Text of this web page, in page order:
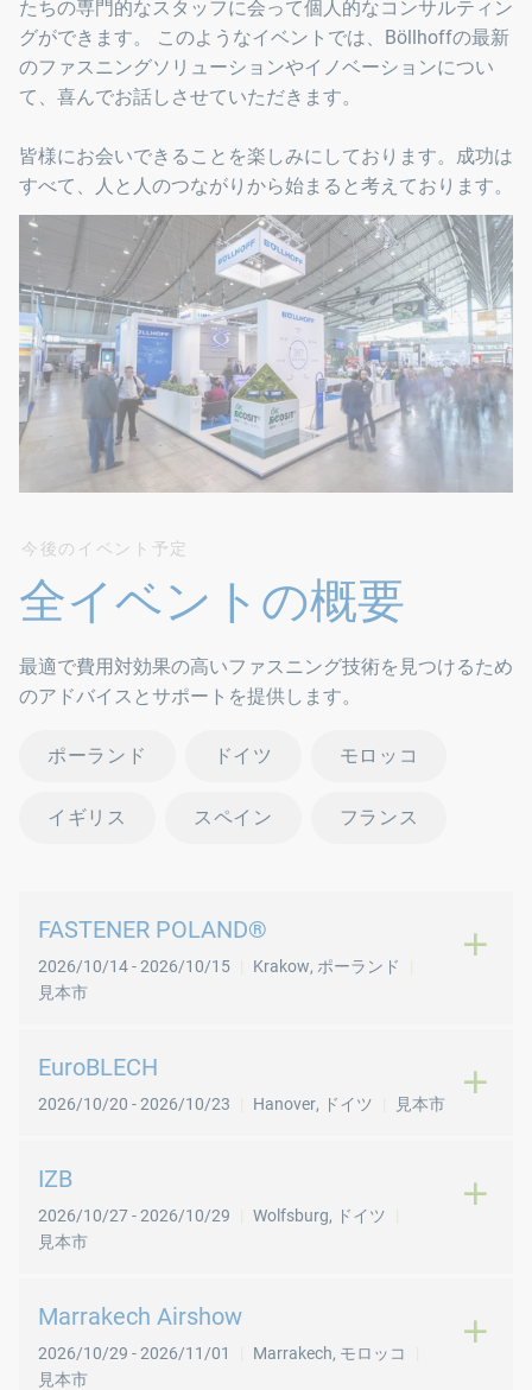
たちの専門的なスタッフに会って個人的なコンサルティン
グができます。 このようなイベントでは、Böllhoffの最新
のファスニングソリューションやイノベーションについ
て、喜んでお話しさせていただきます。
皆様にお会いできることを楽しみにしております。成功は
すべて、人と人のつながりから始まると考えております。
今後のイベント予定
全イベントの概要
最適で費用対効果の高いファスニング技術を見つけるため
のアドバイスとサポートを提供します。
ポーランド ドイツ モロッコ
イギリス スペイン フランス
FASTENER POLAND®
2026/10/14-2026/10/15 Krakow, ポーランド
見本市
EuroBLECH
2026/10/20 -2026/10/23 Hanover, ドイツ 見本市
IZB
2026/10/27-2026/10/29 Wolfsburg, ドイツ
見本市
Marrakech Airshow
2026/10/29 -2026/11/01 Marrakech, モロッコ
見本市